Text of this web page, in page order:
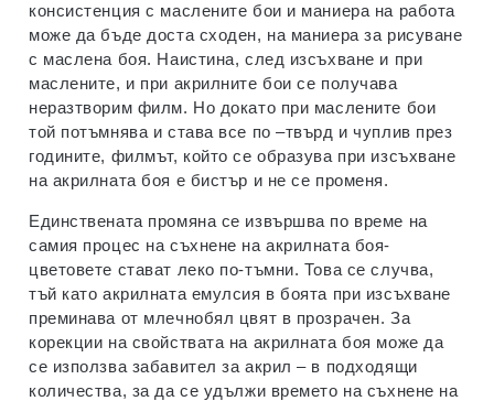
консистенция с маслените бои и маниера на работа
може да бъде доста сходен, на маниера за рисуване
с маслена боя. Наистина, след изсъхване и при
маслените, и при акрилните бои се получава
неразтворим филм. Но докато при маслените бои
той потъмнява и става все по –твърд и чуплив през
годините, филмът, който се образува при изсъхване
на акрилната боя е бистър и не се променя.
Единствената промяна се извършва по време на
самия процес на съхнене на акрилната боя-
цветовете стават леко по-тъмни. Това се случва,
тъй като акрилната емулсия в боята при изсъхване
преминава от млечнобял цвят в прозрачен. За
корекции на свойствата на акрилната боя може да
се използва забавител за акрил – в подходящи
количества, за да се удължи времето на съхнене на